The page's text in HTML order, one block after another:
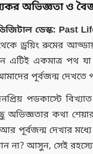
অভিজ্ঞতা ও
ডেস্ক: Past
ড্রয়িং রুমের
এটিই একমাত্র পথ যা
পূর্বজন্ম দেখতে
পডকাস্টে
কথা
আর পূর্বজন্ম দেখার
না? আসুন, সেই